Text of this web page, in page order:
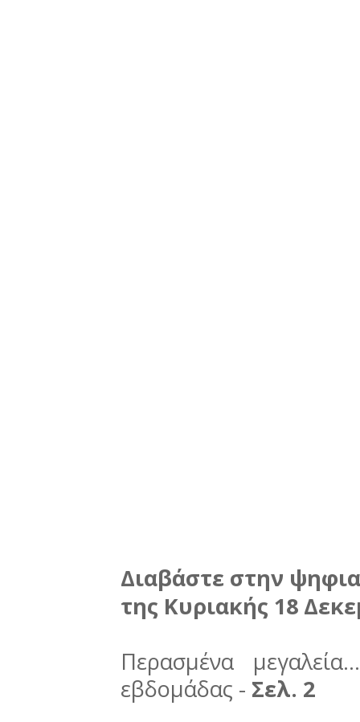
Διαβάστε στην
της Κυριακής 18
Περασμένα
εβδομάδας - Σελ. 2